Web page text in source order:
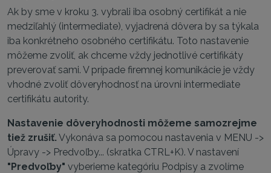
Ak by sme v kroku 3. vybrali iba osobný certifikát a nie
medziľahlý (intermediate), vyjadrená dôvera by sa týkala
iba konkrétneho osobného certifikátu. Toto nastavenie
môžeme zvoliť, ak chceme vždy jednotlivé certifikáty
preverovať sami. V prípade firemnej komunikácie je vždy
vhodné zvoliť dôveryhodnosť na úrovni intermediate
certifikátu autority.
Nastavenie dôveryhodnosti môžeme samozrejme
tiež zrušiť. Vykonáva sa pomocou nastavenia v MENU ->
Úpravy -> Predvoľby... (skratka CTRL+K). V nastavení
"Predvoľby" vyberieme kategóriu Podpisy a zvolíme